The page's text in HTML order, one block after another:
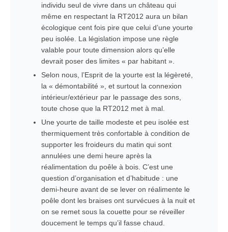
individu seul de vivre dans un château qui
même en respectant la RT2012 aura un bilan
écologique cent fois pire que celui d’une yourte
peu isolée. La législation impose une règle
valable pour toute dimension alors qu’elle
devrait poser des limites « par habitant ».
Selon nous, l’Esprit de la yourte est la légèreté,
la « démontabilité », et surtout la connexion
intérieur/extérieur par le passage des sons,
toute chose que la RT2012 met à mal.
Une yourte de taille modeste et peu isolée est
thermiquement très confortable à condition de
supporter les froideurs du matin qui sont
annulées une demi heure après la
réalimentation du poêle à bois. C’est une
question d’organisation et d’habitude : une
demi-heure avant de se lever on réalimente le
poêle dont les braises ont survécues à la nuit et
on se remet sous la couette pour se réveiller
doucement le temps qu’il fasse chaud.